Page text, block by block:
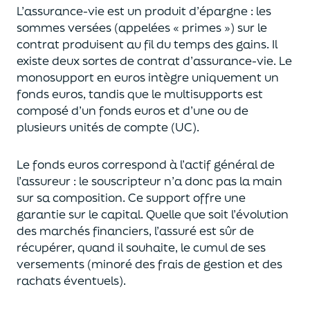
L’assurance-vie est un produit d’épargne : les
sommes versées (appelées « primes ») sur le
contrat produisent au fil du temps des gains. Il
existe deux sortesde contrat d’assurance-vie. Le
monosupport en euros intègre uniquement un
fonds euros, tandis que le multisupports est
composé d’un fonds euros et d’une ou de
plusieurs unités de compte (UC).
Le fonds euros correspond à l’actif général de
l’assureur : le souscripteur n’a donc pas la main
sur sa composition. Ce support offre une
garantie sur le capital. Quelle que soit l’évolution
des marchés financiers, l’assuré est sûr de
récupérer, quand il souhaite, le cumul de ses
versements (minoré des frais de gestion et des
rachats éventuels).